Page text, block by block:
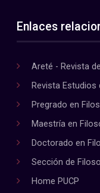
Enlaces
Areté - Revista
Revista
Pregrado en
Maestría en
Doctorado en
Sección de
Home PUCP